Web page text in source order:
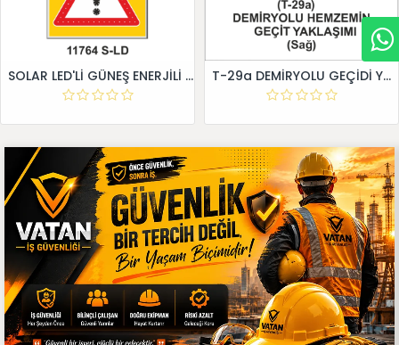
SOLAR LED'Lİ GÜNEŞ ENERJİLİ LEVHA T-29a DEMİRYOLU GEÇİDİ YAKLAŞIM LEVHALARI (Sağ)